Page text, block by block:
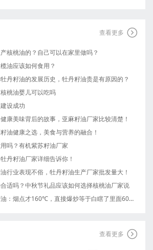
查看更多 
核桃油的？自己可以在家里做吗？
油应该如何食用？
丹籽油的发展历史，牡丹籽油贵是有原因的？
桃油婴儿可以吃吗
设成功
康美味背后的故事，亚麻籽油厂家比较清楚！
油健康之选，美食与营养的融合！
吗？有机紫苏籽油厂家
丹籽油厂家详细告诉你！
行业表现不俗，牡丹籽油生产厂家批发量大！
适吗？中秋节礼品应该如何选择核桃油厂家说
很多人买错了紫苏籽油：烟点才160℃，直接爆炒等于白瞎了里面60%的α-亚麻酸 紫苏籽油厂家
查看更多 